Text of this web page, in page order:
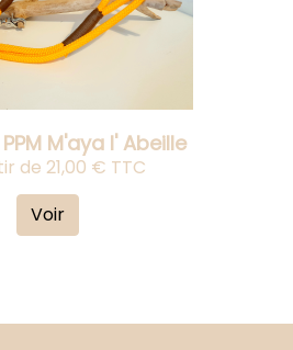
M'aya l' Abeille
de 21,00 € TTC
Voir